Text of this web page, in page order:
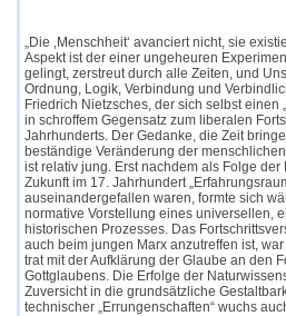
„Die ‚Menschheit‘ avanciert nicht, sie
Aspekt ist der einer ungeheuren
gelingt, zerstreut durch alle Zeiten, und
Ordnung, Logik, Verbindung und
Friedrich Nietzsches, der sich selbst einen
in schroffem Gegensatz zum liberalen
Jahrhunderts. Der Gedanke, die Zeit
beständige Veränderung der
ist relativ jung. Erst nachdem als Folge
Zukunft im 17. Jahrhundert
auseinandergefallen waren, formte sich
normative Vorstellung eines universellen,
historischen Prozesses. Das
auch beim jungen Marx anzutreffen ist,
trat mit der Aufklärung der Glaube an den
Gottglaubens. Die Erfolge der
Zuversicht in die grundsätzliche
technischer „Errungenschaften“ wuchs